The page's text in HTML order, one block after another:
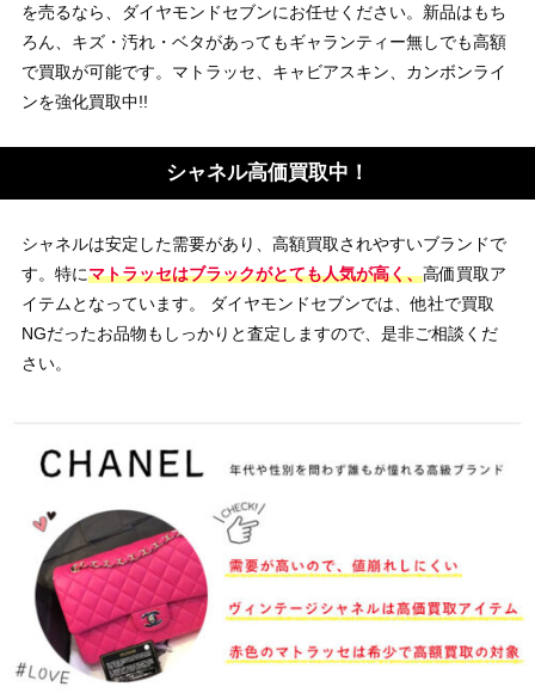
を売るなら、ダイヤモンドセブンにお任せください。新品はもち
ろん、キズ・汚れ・ベタがあってもギャランティー無しでも高額
で買取が可能です。マトラッセ、キャビアスキン、カンボンライ
ンを強化買取中!!
シャネル高価買取中！
シャネルは安定した需要があり、高額買取されやすいブランドで
す。特にマトラッセはブラックがとても人気が高く、高価買取ア
イテムとなっています。 ダイヤモンドセブンでは、他社で買取
NGだったお品物もしっかりと査定しますので、是非ご相談くだ
さい。